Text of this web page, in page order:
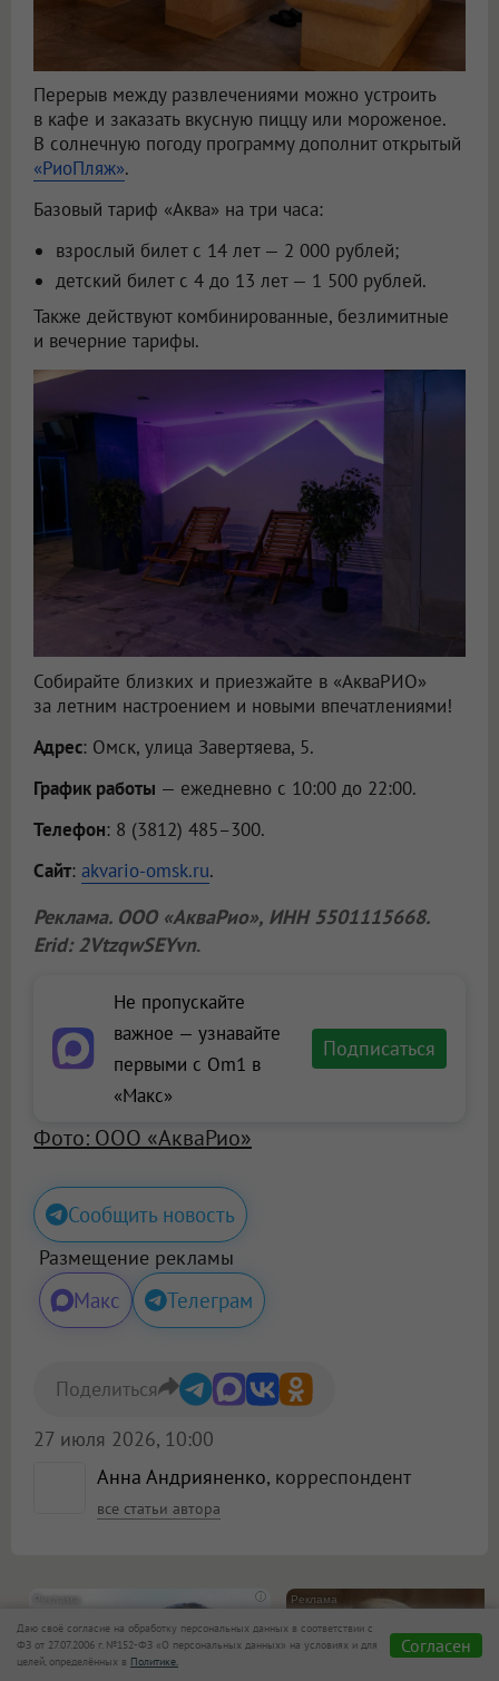
Перерыв между развлечениями можно устроить
в кафе и заказать вкусную пиццу или мороженое.
В солнечную погоду программу дополнит открытый
«РиоПляж».
Базовый тариф «Аква» на три часа:
взрослый билет с 14 лет — 2 000 рублей;
детский билет с 4 до 13 лет — 1 500 рублей.
Также действуют комбинированные, безлимитные
и вечерние тарифы.
Собирайте близких и приезжайте в «АкваРИО»
за летним настроением и новыми впечатлениями!
Адрес: Омск, улица Завертяева, 5.
График работы — ежедневно с 10:00 до 22:00.
Телефон: 8 (3812) 485–300.
Сайт: akvario-omsk.ru.
Реклама. ООО «АкваРио», ИНН 5501115668.
Erid: 2VtzqwSEYvn.
Не пропускайте
важное — узнавайте
первыми с Om1 в
«Макс»
Подписаться
Фото: ООО «АкваРио»
Сообщить новость
Размещение рекламы
Макс Телеграм
Анна Андрияненко, корреспондент
все статьи автора
27 июля 2026, 10:00
Поделиться
i
Даю своё согласие на обработку персональных данных в соответствии с
ФЗ от 27.07.2006 г. №152-ФЗ «О персональных данных» на условиях и для
целей, определённых в Политике.
Согласен